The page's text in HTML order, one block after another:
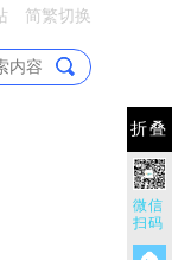
折叠
微信
扫码
简繁切换